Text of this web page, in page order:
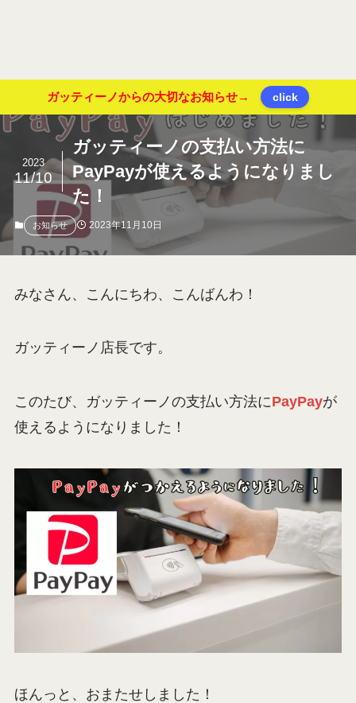
ガッティーノからの大切なお知らせ→ click
ガッティーノの支払い方法に
PayPayが使えるようになりまし
た！
2023
11/10
お知らせ 2023年11月10日
みなさん、こんにちわ、こんばんわ！
ガッティーノ店長です。
このたび、ガッティーノの支払い方法にPayPayが
使えるようになりました！
ほんっと、おまたせしました！